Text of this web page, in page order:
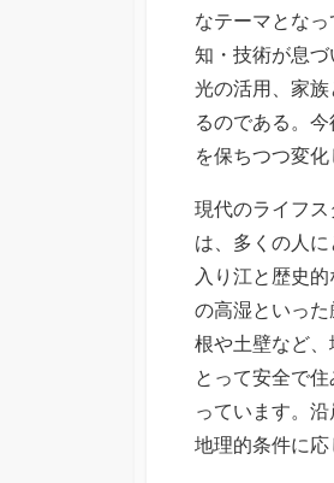
なテーマとな
知・技術が息
光の活用、家
るのである。
を保ちつつ変化
現代のライフ
は、多くの人
入り江と歴史
の高湿といっ
根や土壁など
とって安全で
っています。
地理的条件に応